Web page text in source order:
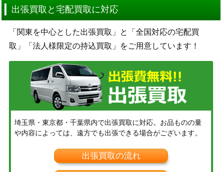
出張買取と宅配買取に対応
「関東を中心とした出張買取」と「全国対応の宅配買
取」「法人様限定の持込買取」をご用意しています！
埼玉県・東京都・千葉県内で出張買取に対応。お品ものの量
や内容によっては、遠方でも出張できる場合がございます。
出張買取の流れ